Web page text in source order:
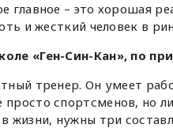
главное – это хорошая
и жесткий человек в
«Ген-Син-Кан», по
тренер. Он умеет
спортсменов, но
в жизни, нужны три